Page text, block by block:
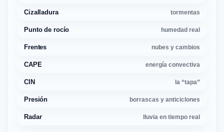
Cizalladura tormentas
Punto de rocío humedad real
Frentes nubes y cambios
CAPE energía convectiva
CIN la “tapa”
Presión borrascas y anticiclones
Radar lluvia en tiempo real